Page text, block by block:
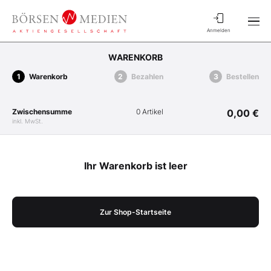
Anmelden
WARENKORB
Warenkorb Bezahlen Bestellen
Zwischensumme
inkl. MwSt.
0 Artikel 0,00 €
Ihr Warenkorb ist leer
Zur Shop-Startseite